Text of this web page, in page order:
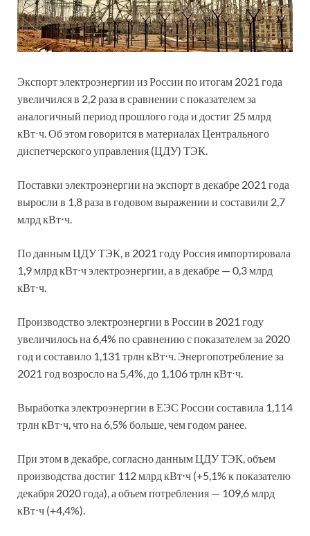
Экспорт электроэнергии из России по итогам 2021 года
увеличился в 2,2 раза в сравнении с показателем за
аналогичный период прошлого года и достиг 25 млрд
кВт⋅ч. Об этом говорится в материалах Центрального
диспетчерского управления (ЦДУ) ТЭК.
Поставки электроэнергии на экспорт в декабре 2021 года
выросли в 1,8 раза в годовом выражении и составили 2,7
млрд кВт⋅ч.
По данным ЦДУ ТЭК, в 2021 году Россия импортировала
1,9 млрд кВт⋅ч электроэнергии, а в декабре — 0,3 млрд
кВт⋅ч.
Производство электроэнергии в России в 2021 году
увеличилось на 6,4% по сравнению с показателем за 2020
год и составило 1,131 трлн кВт⋅ч. Энергопотребление за
2021 год возросло на 5,4%, до 1,106 трлн кВт⋅ч.
Выработка электроэнергии в ЕЭС России составила 1,114
трлн кВт⋅ч, что на 6,5% больше, чем годом ранее.
При этом в декабре, согласно данным ЦДУ ТЭК, объем
производства достиг 112 млрд кВт⋅ч (+5,1% к показателю
декабря 2020 года), а объем потребления — 109,6 млрд
кВт⋅ч (+4,4%).